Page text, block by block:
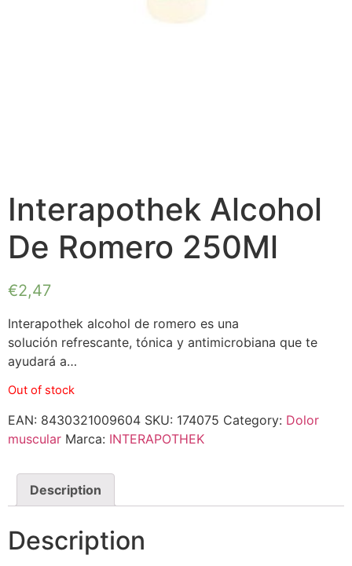
Interapothek Alcohol
De Romero 250Ml
€2,47
Interapothek alcohol de romero es una
solución refrescante, tónica y antimicrobiana que te
ayudará a…
Out of stock
EAN: 8430321009604 SKU: 174075 Category: Dolor
muscular Marca: INTERAPOTHEK
Description
Description